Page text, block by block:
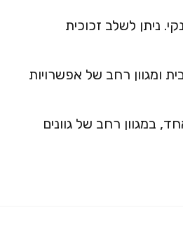
ניתן לשלב זכוכית
ומגוון רחב של אפשרויות
במגוון רחב של גוונים